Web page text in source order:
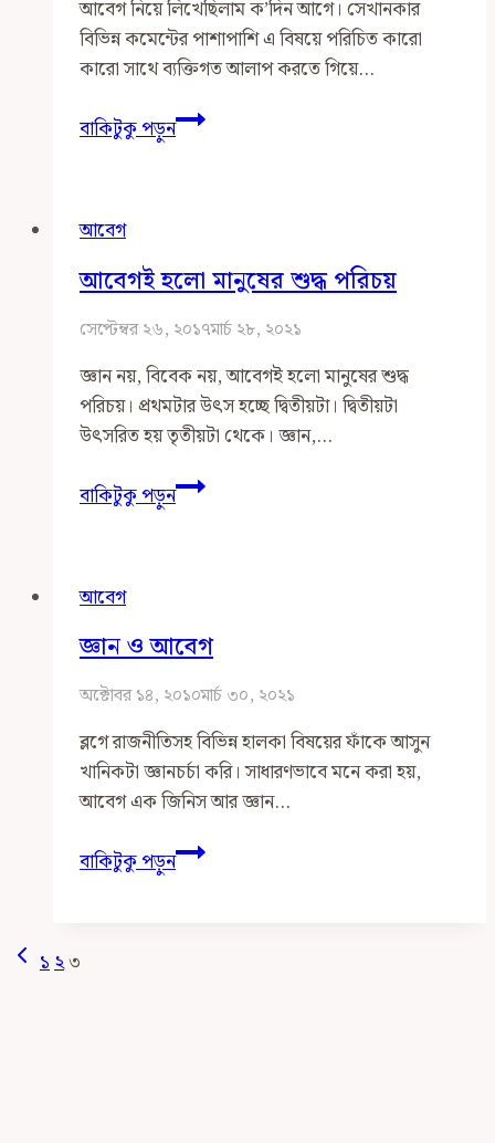
আবেগ নিয়ে লিখেছিলাম ক’দিন আগে। সেখানকার
বিভিন্ন কমেন্টের পাশাপাশি এ বিষয়ে পরিচিত কারো
কারো সাথে ব্যক্তিগত আলাপ করতে গিয়ে…
বাকিটুকু পড়ুনআবেগ
হচ্ছে
পরিচয়
আবেগ
আবেগই হলো মানুষের শুদ্ধ পরিচয়
সেপ্টেম্বর ২৬, ২০১৭মার্চ ২৮, ২০২১
জ্ঞান নয়, বিবেক নয়, আবেগই হলো মানুষের শুদ্ধ
পরিচয়। প্রথমটার উৎস হচ্ছে দ্বিতীয়টা। দ্বিতীয়টা
উৎসরিত হয় তৃতীয়টা থেকে। জ্ঞান,…
বাকিটুকু পড়ুনআবেগই
হলো
আবেগ
জ্ঞান ও আবেগ
অক্টোবর ১৪, ২০১০মার্চ ৩০, ২০২১
ব্লগে রাজনীতিসহ বিভিন্ন হালকা বিষয়ের ফাঁকে আসুন
খানিকটা জ্ঞানচর্চা করি। সাধারণভাবে মনে করা হয়,
আবেগ এক জিনিস আর জ্ঞান…
বাকিটুকু পড়ুনজ্ঞান
ও
Page
Previous
১২৩